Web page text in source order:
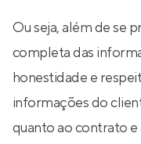
Ou seja, além de se
completa das
honestidade e
informações do
quanto ao contrato